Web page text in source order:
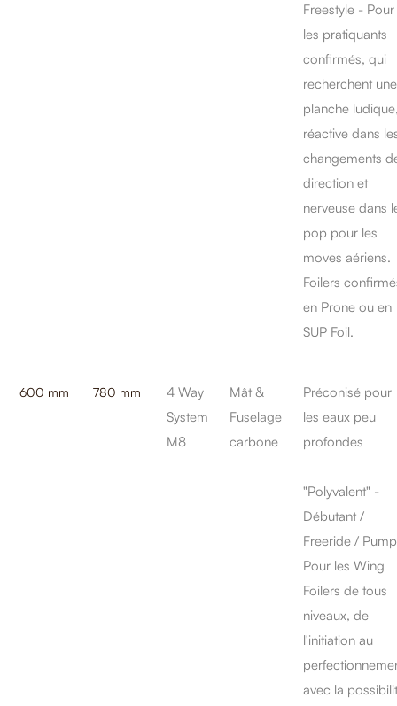
Freestyle - Pour
les pratiquants
confirmés, qui
recherchent une
planche
réactive dans
changements
direction et
nerveuse dans
pop pour les
moves aériens.
Foilers
en Prone ou en
SUP Foil.
600 mm 780 mm
4 Way
System
M8
Mât &
Fuselage
carbone
Préconisé pour
les eaux peu
profondes
"Polyvalent" -
Débutant /
Freeride /
Pour les Wing
Foilers de tous
niveaux, de
l'initiation au
avec la